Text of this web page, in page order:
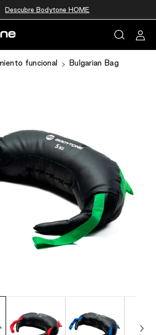
Descubre Bodytone HOME
funcional Bulgarian Bag